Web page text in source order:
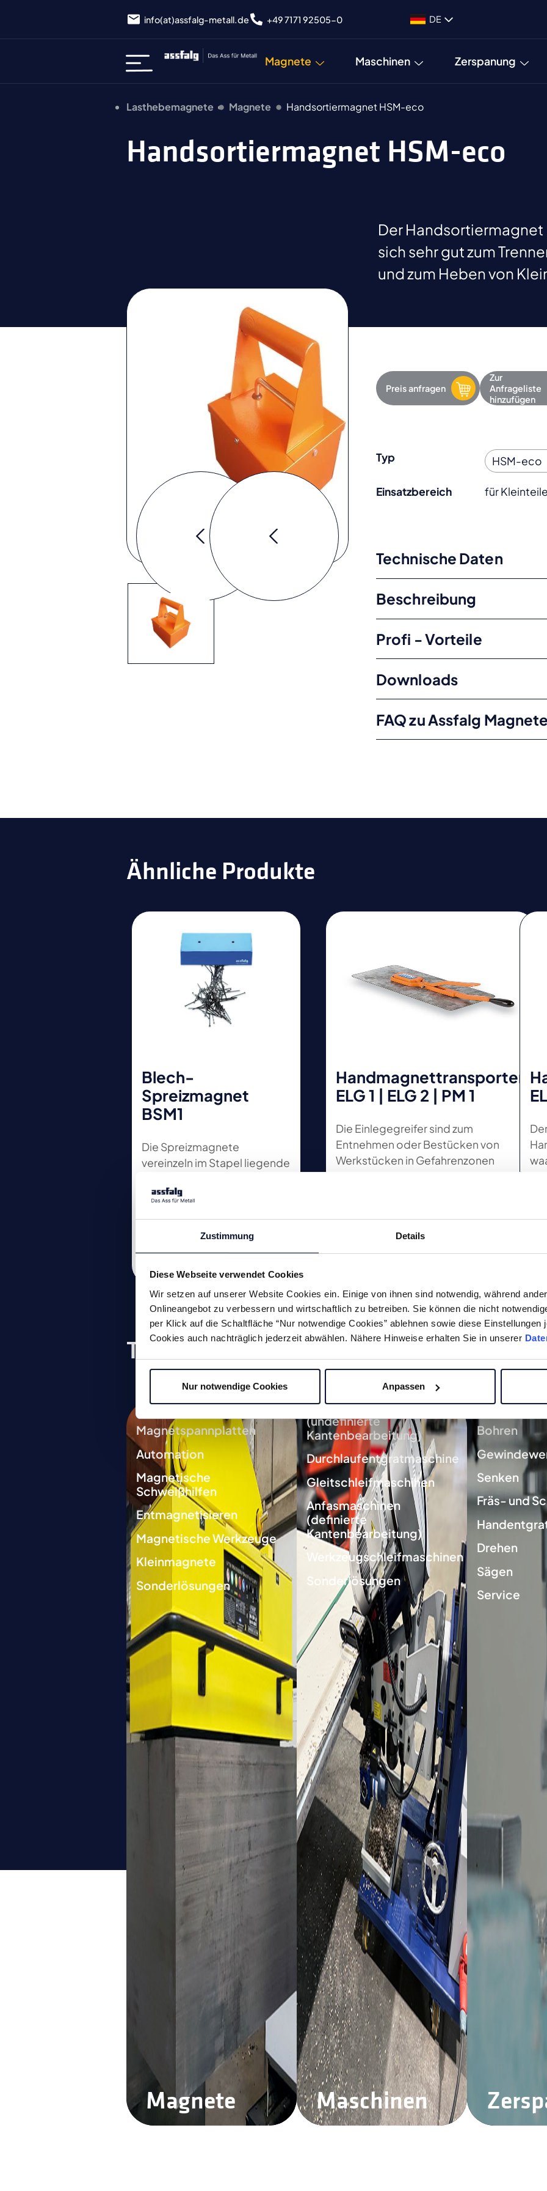
Zustimmung Details
Diese Webseite verwendet Cookies
Wir setzen auf unserer Website Cookies ein. Einige von ihnen sind notwendig, während
Onlineangebot zu verbessern und wirtschaftlich zu betreiben. Sie können die nicht
per Klick auf die Schaltfläche “Nur notwendige Cookies” ablehnen sowie diese Einstellungen
Cookies auch nachträglich jederzeit abwählen. Nähere Hinweise erhalten Sie in unserer
Nur notwendige Cookies Anpassen
info(at)assfalg-metall.de +49 7171 92505-0 DE
Magnete Maschinen Zerspanung
Lasthebemagnete Magnete Handsortiermagnet HSM-eco
Handsortiermagnet HSM-eco
Der
sich sehr gut zum
und zum Heben von
Preis anfragen
Zur
Anfrageliste
hinzufügen
Typ
Einsatzbereich für
Technische Daten
Beschreibung
Profi - Vorteile
Downloads
FAQ zu Assfalg
Ähnliche Produkte
Blech-
Spreizmagnet
BSM1
Die Spreizmagnete
vereinzeln im Stapel liegende
eisenhaltige Kleinteile
Zum Produkt
Handmagnettransporter
ELG 1 | ELG 2 | PM 1
Die Einlegegreifer sind zum
Entnehmen oder Bestücken von
Werkstücken in Gefahrenzonen
Zum Produkt
Technologien
Lasthebemagnete
Magnetspannplatten
Automation
Magnetische
Schweißhilfen
Entmagnetisieren
Magnetische Werkzeuge
Kleinmagnete
Sonderlösungen
Magnete
Entgratmaschinen
(undefinierte
Kantenbearbeitung)
Durchlaufentgratmaschine
Gleitschleifmaschinen
Anfasmaschinen
(definierte
Kantenbearbeitung)
Werkzeugschleifmaschinen
Sonderlösungen
Maschinen
Fräsen
Bohren
Senken
Fräs- und
Drehen
Sägen
Service